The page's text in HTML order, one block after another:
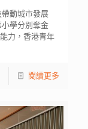
帶動城市發展
學分別奪金
力，香港青年
閱讀更多